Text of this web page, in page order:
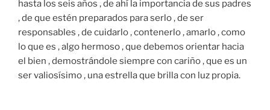
hasta los seis años , de ahí la importancia de sus padres
, de que estén preparados para serlo , de ser
responsables , de cuidarlo , contenerlo , amarlo , como
lo que es , algo hermoso , que debemos orientar hacia
el bien , demostrándole siempre con cariño , que es un
ser valiosísimo , una estrella que brilla con luz propia.